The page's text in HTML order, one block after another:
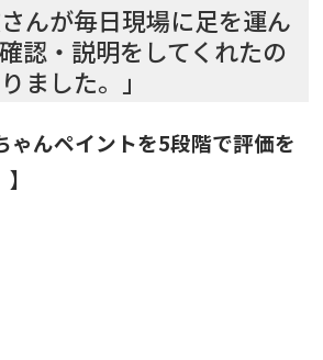
さんが毎日現場に足を運ん
認・説明をしてくれたの
ました。」
ゃんペイントを5段階で評価を